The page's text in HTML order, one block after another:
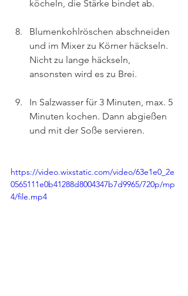
köcheln, die Stärke bindet ab.
Blumenkohlröschen abschneiden
und im Mixer zu Körner häckseln.
Nicht zu lange häckseln,
ansonsten wird es zu Brei.
In Salzwasser für 3 Minuten, max. 5
Minuten kochen. Dann abgießen
und mit der Soße servieren.
https://video.wixstatic.com/video/63e1e0_2e
0565111e0b41288d8004347b7d9965/720p/mp
4/file.mp4